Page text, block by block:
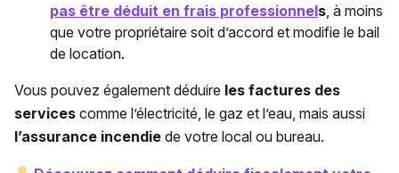
pas être déduit en frais professionnels , à moins
que votre propriétaire soit d’accord et modifie le bail
de location.
Vous pouvez également déduire les factures des
services comme l’électricité, le gaz et l’eau, mais aussi
l’assurance incendie de votre local ou bureau.